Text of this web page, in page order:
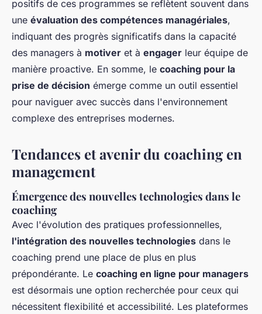
positifs de ces programmes se reflètent souvent dans
une évaluation des compétences managériales,
indiquant des progrès significatifs dans la capacité
des managers à motiver et à engager leur équipe de
manière proactive. En somme, le coaching pour la
prise de décision émerge comme un outil essentiel
pour naviguer avec succès dans l'environnement
complexe des entreprises modernes.
Tendances et avenir du coaching en
management
Émergence des nouvelles technologies dans le
coaching
Avec l'évolution des pratiques professionnelles,
l'intégration des nouvelles technologies dans le
coaching prend une place de plus en plus
prépondérante. Le coaching en ligne pour managers
est désormais une option recherchée pour ceux qui
nécessitent flexibilité et accessibilité. Les plateformes